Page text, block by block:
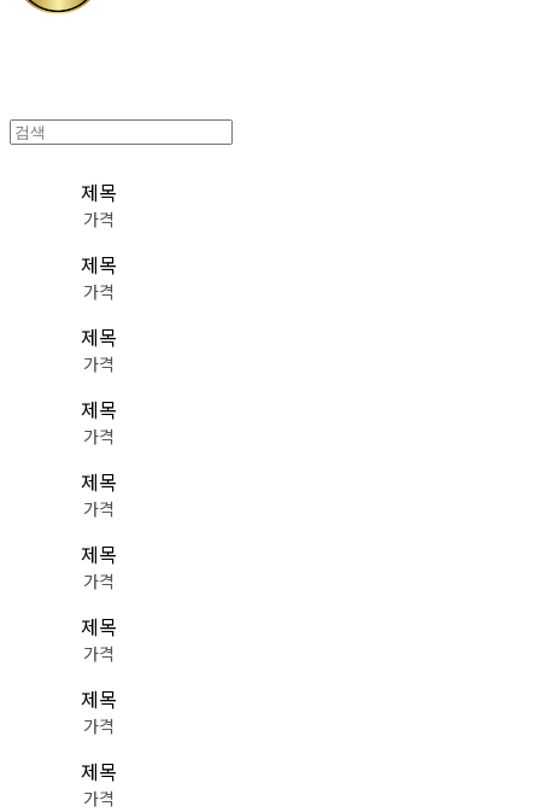
제목
가격
제목
가격
제목
가격
제목
가격
제목
가격
제목
가격
제목
가격
제목
가격
제목
가격